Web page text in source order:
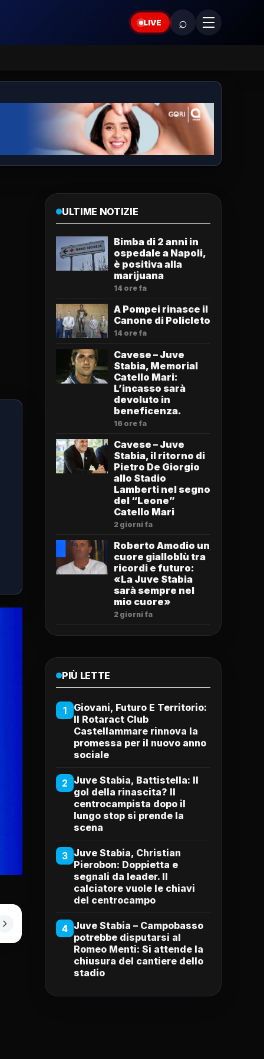
LIVE ⌕
ULTIME NOTIZIE
Bimba di 2 anni in
ospedale a Napoli,
è positiva alla
marijuana
14 ore fa
A Pompei rinasce il
Canone di Policleto
14 ore fa
Cavese – Juve
Stabia, Memorial
Catello Mari:
L’incasso sarà
devoluto in
beneficenza.
16 ore fa
Cavese – Juve
Stabia, il ritorno di
Pietro De Giorgio
allo Stadio
Lamberti nel segno
del “Leone”
Catello Mari
2 giorni fa
Roberto Amodio un
cuore gialloblù tra
ricordi e futuro:
«La Juve Stabia
sarà sempre nel
mio cuore»
2 giorni fa
PIÙ LETTE
1
Giovani, Futuro E Territorio:
Il Rotaract Club
Castellammare rinnova la
promessa per il nuovo anno
sociale
2 Juve Stabia, Battistella: Il
gol della rinascita? Il
centrocampista dopo il
lungo stop si prende la
scena
3 Juve Stabia, Christian
Pierobon: Doppietta e
segnali da leader. Il
calciatore vuole le chiavi
del centrocampo
4 Juve Stabia – Campobasso
potrebbe disputarsi al
Romeo Menti: Si attende la
chiusura del cantiere dello
stadio